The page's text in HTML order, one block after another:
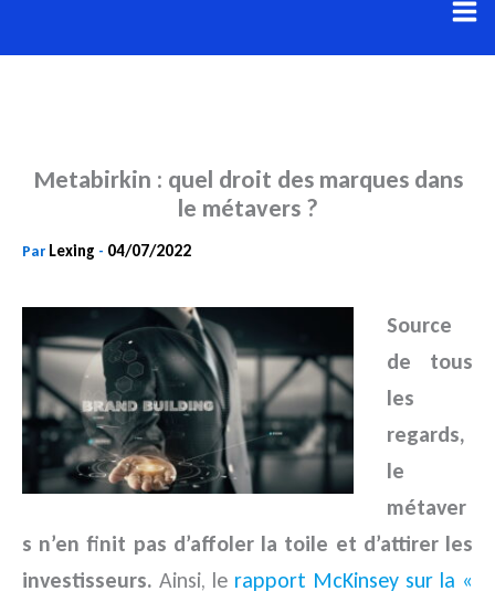
au
Metabirkin : quel droit des marques dans
le métavers ?
Par Lexing - 04/07/2022
Source
de tous
les
regards,
le
métaver
s n’en finit pas d’affoler la toile et d’attirer les
investisseurs. Ainsi, le rapport McKinsey sur la «